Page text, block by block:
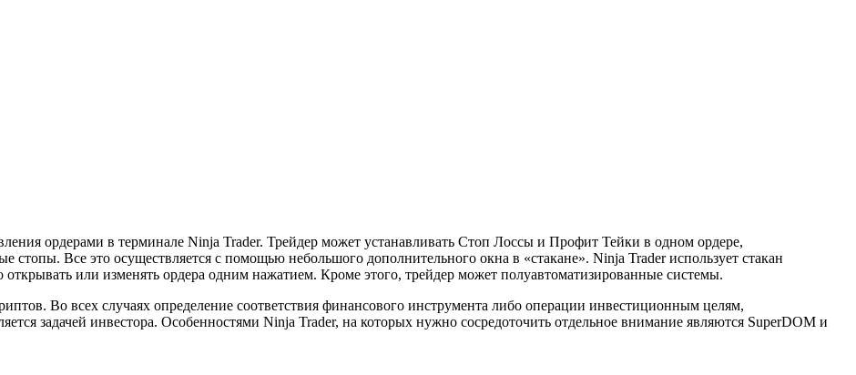
ордерами в терминале Ninja Trader. Трейдер может устанавливать Стоп Лоссы и Профит Тейки в одном ордере,
стопы. Все это осуществляется с помощью небольшого дополнительного окна в «стакане». Ninja Trader использует стакан
или изменять ордера одним нажатием. Кроме этого, трейдер может полуавтоматизированные системы.
Во всех случаях определение соответствия финансового инструмента либо операции инвестиционным целям,
задачей инвестора. Особенностями Ninja Trader, на которых нужно сосредоточить отдельное внимание являются SuperDOM и